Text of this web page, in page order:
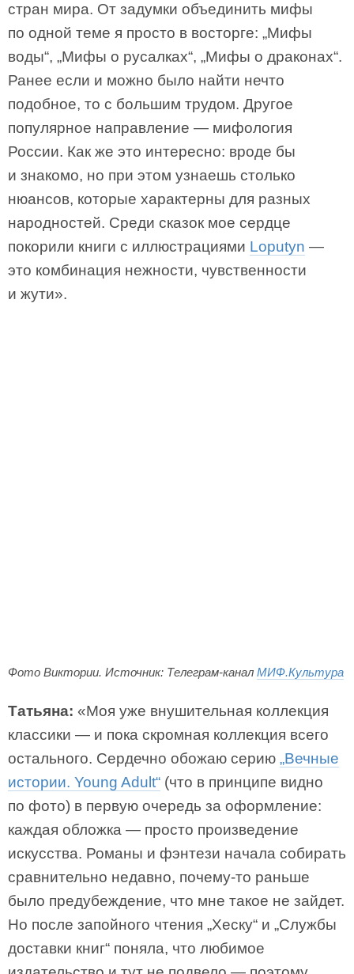
стран мира. От задумки объединить мифы
по одной теме я просто в восторге: „Мифы
воды“, „Мифы о русалках“, „Мифы о драконах“.
Ранее если и можно было найти нечто
подобное, то с большим трудом. Другое
популярное направление — мифология
России. Как же это интересно: вроде бы
и знакомо, но при этом узнаешь столько
нюансов, которые характерны для разных
народностей. Среди сказок мое сердце
покорили книги с иллюстрациями Loputyn —
это комбинация нежности, чувственности
и жути».
Фото Виктории. Источник: Телеграм-канал МИФ.Культура
Татьяна: «Моя уже внушительная коллекция
классики — и пока скромная коллекция всего
остального. Сердечно обожаю серию „Вечные
истории. Young Adult“ (что в принципе видно
по фото) в первую очередь за оформление:
каждая обложка — просто произведение
искусства. Романы и фэнтези начала собирать
сравнительно недавно, почему-то раньше
было предубеждение, что мне такое не зайдет.
Но после запойного чтения „Хеску“ и „Службы
доставки книг“ поняла, что любимое